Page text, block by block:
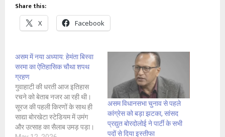
Share this:
X Facebook
असम में नया अध्याय: हेमंता बिस्वा
सरमा का ऐतिहासिक चौथा शपथ
ग्रहण
गुवाहाटी की धरती आज इतिहास
रचने को बेताब नजर आ रही थी।
सूरज की पहली किरणों के साथ ही
साद्या बोरखेटा स्टेडियम में उमंग
और उत्साह का सैलाब उमड़ पड़ा।
असम विधानसभा चुनाव से पहले
कांग्रेस को बड़ा झटका, सांसद
प्रद्युत बोरदोलोई ने पार्टी के सभी
पदों से दिया इस्तीफा